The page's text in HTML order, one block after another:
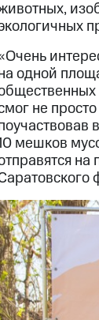
одной
не
мешков